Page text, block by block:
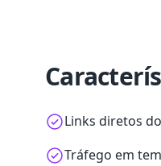
Links diretos
Tráfego em